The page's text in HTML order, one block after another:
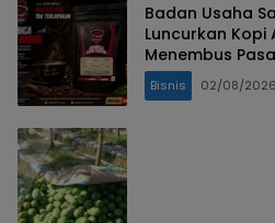
Badan Usaha
Luncurkan Kopi
Menembus
Bisnis 02/08/2026